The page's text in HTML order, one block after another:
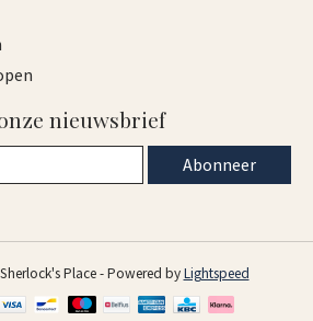
nieuwsbrief
Abonneer
Place - Powered byLightspeed